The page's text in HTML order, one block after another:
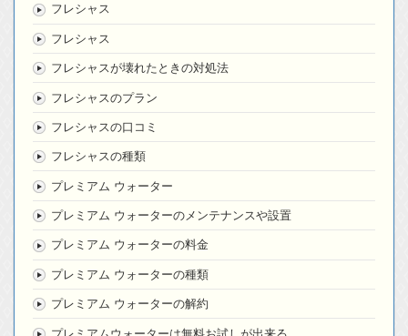
フレシャス
フレシャス
フレシャスが壊れたときの対処法
フレシャスのプラン
フレシャスの口コミ
フレシャスの種類
プレミアム ウォーター
プレミアム ウォーターのメンテナンスや設置
プレミアム ウォーターの料金
プレミアム ウォーターの種類
プレミアム ウォーターの解約
プレミアムウォーターは無料お試しが出来る